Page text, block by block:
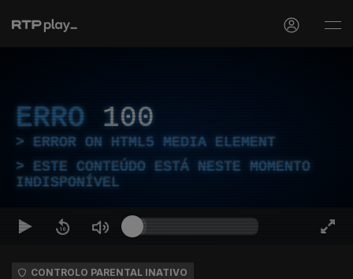
ERRO 100
ERROR ON HTML5 MEDIA ELEMENT
ESTE CONTEÚDO ESTÁ NESTE MOMENTO
INDISPONÍVEL
CONTROLO PARENTAL INATIVO